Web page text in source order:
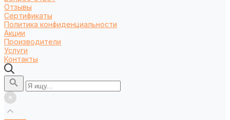
Отзывы
Сертификаты
Политика конфиденциальности
Акции
Производители
Услуги
Контакты